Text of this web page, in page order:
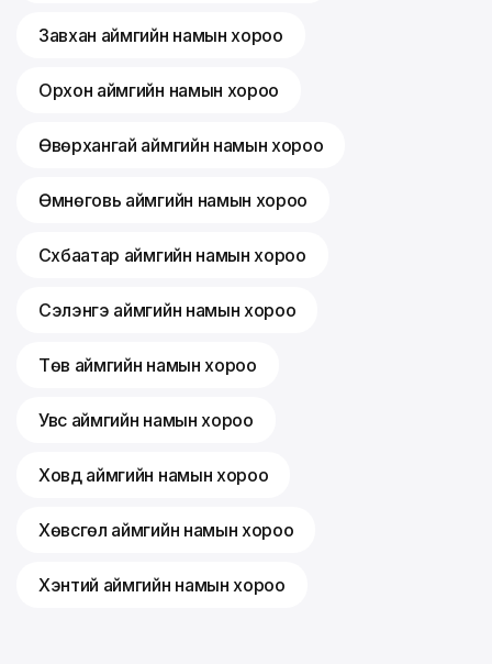
Завхан аймгийн намын хороо
Орхон аймгийн намын хороо
Өвөрхангай аймгийн намын хороо
Өмнөговь аймгийн намын хороо
Сүхбаатар аймгийн намын хороо
Сэлэнгэ аймгийн намын хороо
Төв аймгийн намын хороо
Увс аймгийн намын хороо
Ховд аймгийн намын хороо
Хөвсгөл аймгийн намын хороо
Хэнтий аймгийн намын хороо